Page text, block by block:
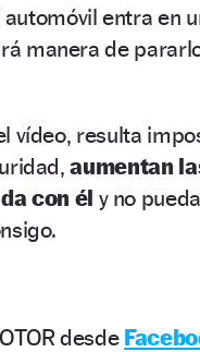
automóvil entra en
manera de
vídeo, resulta
aumentan
con él y no
desde